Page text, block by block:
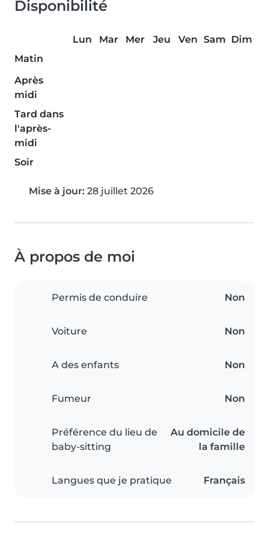
Disponibilité
Lun Mar Mer Jeu Ven Sam Dim
Matin
Après
midi
Tard dans
l'après-
midi
Soir
Mise à jour: 28 juillet 2026
À propos de moi
Permis de conduire Non
Voiture Non
A des enfants Non
Fumeur Non
Préférence du lieu de
baby-sitting
Au domicile de
la famille
Langues que je pratique Français